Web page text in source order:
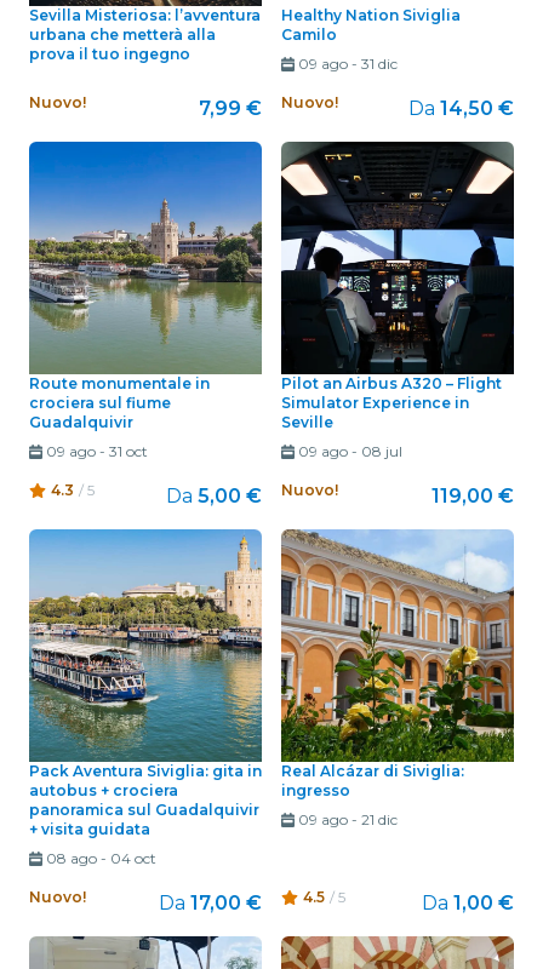
Sevilla Misteriosa: l’avventura
urbana che metterà alla
prova il tuo ingegno
Nuovo! 7,99 €
Healthy Nation Siviglia
Camilo
09 ago- 31 dic
Nuovo! Da 14,50 €
Route monumentale in
crociera sul fiume
Guadalquivir
09 ago- 31 oct
4.3 / 5 Da 5,00 €
Pilot an Airbus A320 – Flight
Simulator Experience in
Seville
09 ago- 08 jul
Nuovo! 119,00 €
Pack Aventura Siviglia: gita in
autobus + crociera
panoramica sul Guadalquivir
+ visita guidata
08 ago- 04 oct
Nuovo! Da 17,00 €
Real Alcázar di Siviglia:
ingresso
09 ago- 21 dic
4.5 / 5 Da 1,00 €